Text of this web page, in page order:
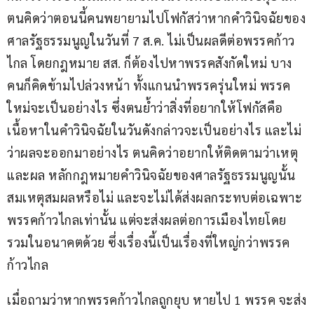
ตนคิดว่าตอนนี้คนพยายามไปโฟกัสว่าหากคำวินิจฉัยของ
ศาลรัฐธรรมนูญในวันที่ 7 ส.ค. ไม่เป็นผลดีต่อพรรคก้าว
ไกล โดยกฎหมาย สส. ก็ต้องไปหาพรรคสังกัดใหม่ บาง
คนก็คิดข้ามไปล่วงหน้า ทั้งแกนนำพรรครุ่นใหม่ พรรค
ใหม่จะเป็นอย่างไร ซึ่งตนย้ำว่าสิ่งที่อยากให้โฟกัสคือ
เนื้อหาในคำวินิจฉัยในวันดังกล่าวจะเป็นอย่างไร และไม่
ว่าผลจะออกมาอย่างไร ตนคิดว่าอยากให้ติดตามว่าเหตุ
และผล หลักกฎหมายคำวินิจฉัยของศาลรัฐธรรมนูญนั้น
สมเหตุสมผลหรือไม่ และจะไม่ได้ส่งผลกระทบต่อเฉพาะ
พรรคก้าวไกลเท่านั้น แต่จะส่งผลต่อการเมืองไทยโดย
รวมในอนาคตด้วย ซึ่งเรื่องนี้เป็นเรื่องที่ใหญ่กว่าพรรค
ก้าวไกล
เมื่อถามว่าหากพรรคก้าวไกลถูกยุบ หายไป 1 พรรค จะส่ง